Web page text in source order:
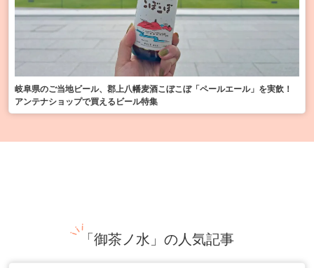
岐阜県のご当地ビール、郡上八幡麦酒こぼこぼ「ペールエール」を実飲！
アンテナショップで買えるビール特集
「御茶ノ水」の人気記事